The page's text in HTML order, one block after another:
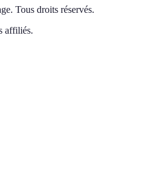
. Tous droits réservés.
affiliés.